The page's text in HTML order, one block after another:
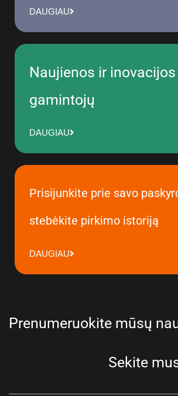
DAUGIAU
Naujienos ir
gamintojų
DAUGIAU
Prisijunkite prie savo
stebėkite pirkimo istoriją
DAUGIAU
Prenumeruokite mūsų
Sekite